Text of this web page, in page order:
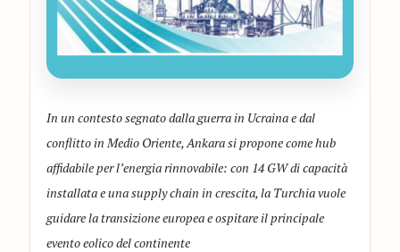
In un contesto segnato dalla guerra in Ucraina e dal
conflitto in Medio Oriente, Ankara si propone come hub
affidabile per l’energia rinnovabile: con 14 GW di capacità
installata e una supply chain in crescita, la Turchia vuole
guidare la transizione europea e ospitare il principale
evento eolico del continente